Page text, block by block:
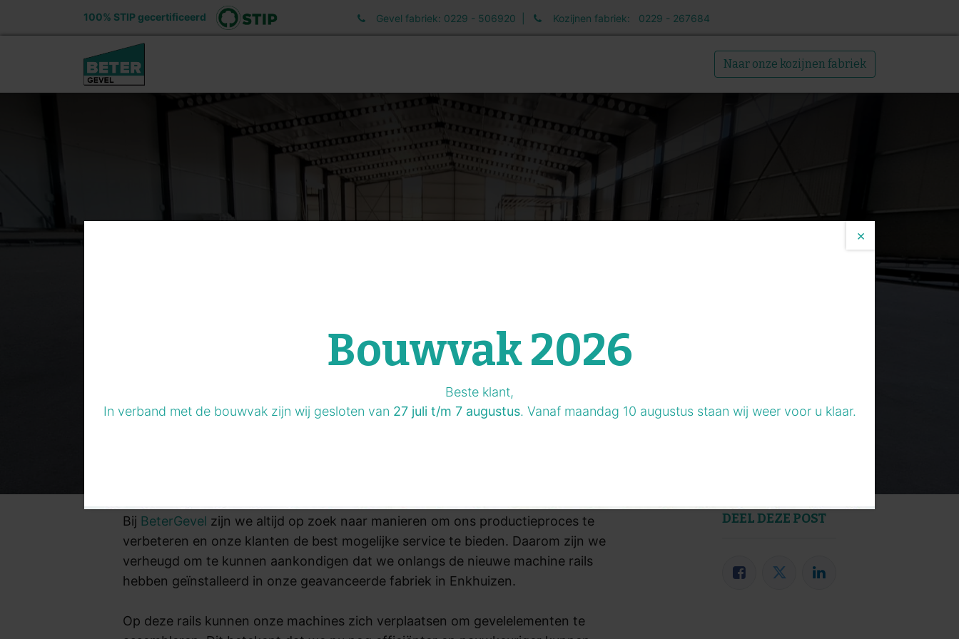
100% STIP gecertificeerd Gevel fabriek: 0229 - 506920 | Kozijnen fabriek: 0229 - 267684
Naar onze kozijnen fabriek
Bij BeterGevel zijn we altijd op zoek naar manieren om ons productieproces te
verbeteren en onze klanten de best mogelijke service te bieden. Daarom zijn we
verheugd om te kunnen aankondigen dat we onlangs de nieuwe machine rails
hebben geïnstalleerd in onze geavanceerde fabriek in Enkhuizen.
Op deze rails kunnen onze machines zich verplaatsen om gevelelementen te
DEEL DEZE POST
×
Bouwvak 2026
Beste klant,
In verband met de bouwvak zijn wij gesloten van 27 juli t/m 7 augustus. Vanaf maandag 10 augustus staan wij weer voor u klaar.